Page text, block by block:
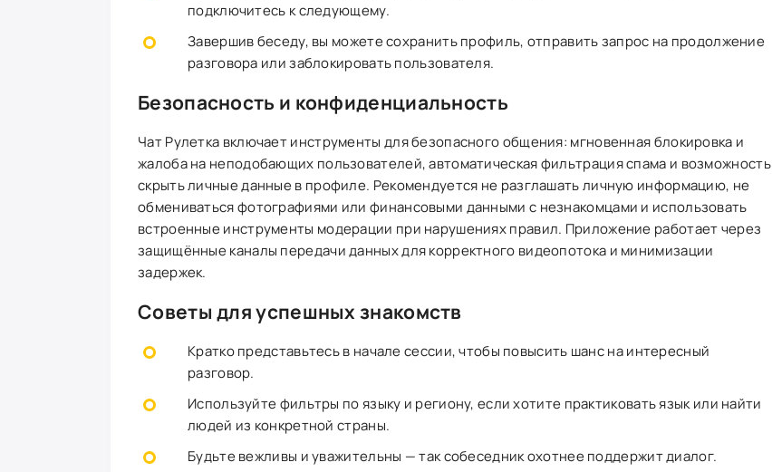
подключитесь к следующему.
Завершив беседу, вы можете сохранить профиль, отправить запрос на продолжение
разговора или заблокировать пользователя.
Безопасность и конфиденциальность
Чат Рулетка включает инструменты для безопасного общения: мгновенная блокировка и
жалоба на неподобающих пользователей, автоматическая фильтрация спама и возможность
скрыть личные данные в профиле. Рекомендуется не разглашать личную информацию, не
обмениваться фотографиями или финансовыми данными с незнакомцами и использовать
встроенные инструменты модерации при нарушениях правил. Приложение работает через
защищённые каналы передачи данных для корректного видеопотока и минимизации
задержек.
Советы для успешных знакомств
Кратко представьтесь в начале сессии, чтобы повысить шанс на интересный
разговор.
Используйте фильтры по языку и региону, если хотите практиковать язык или найти
людей из конкретной страны.
Будьте вежливы и уважительны — так собеседник охотнее поддержит диалог.